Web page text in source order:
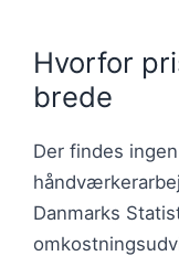
Hvorfor
brede
Der findes
Danmarks